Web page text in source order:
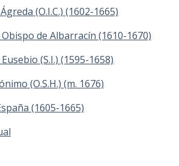
(O.I.C.) (1602-1665)
de Albarracín (1610-1670)
(S.I.) (1595-1658)
(O.S.H.) (m. 1676)
(1605-1665)